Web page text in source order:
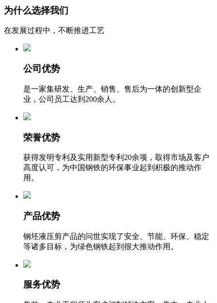
为什么选择我们
在发展过程中，不断推进工艺
公司优势
是一家集研发、生产、销售、售后为一体的创新型企
业，公司员工达到200余人。
荣誉优势
获得发明专利及实用新型专利20余项，取得市场及客户
高度认可，为中国钢铁的环保事业起到积极的推动作
用。
产品优势
钢坯液压剪产品的问世实现了安全、节能、环保、稳定
等诸多目标，为绿色钢铁起到很大推动作用。
服务优势